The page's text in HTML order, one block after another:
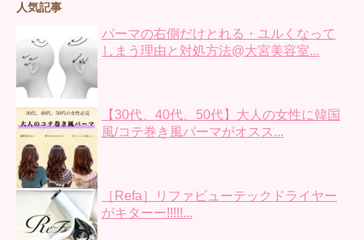
人気記事
パーマの右側だけとれる・ユルくなって
しまう理由と対処方法@大宮美容室...
【30代、40代、50代】大人の女性に韓国
風/コテ巻き風パーマがオスス...
［Refa］リファビューテックドライヤー
がキターー!!!!!...